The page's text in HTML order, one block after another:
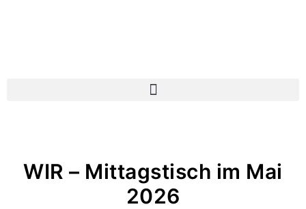
WIR – Mittagstisch im Mai
2026